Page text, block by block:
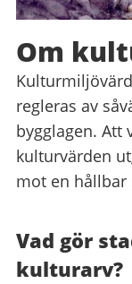
Om
regleras av
bygglagen. Att
kulturvärden
mot en hållbar
Vad gör
kulturarv?